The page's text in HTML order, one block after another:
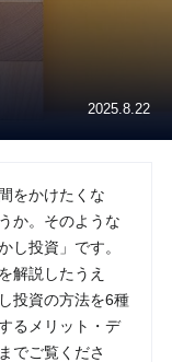
2025.8.22
をかけたくな
か。そのような
し投資」です。
解説したうえ
投資の方法を6種
るメリット・デ
でご覧くださ